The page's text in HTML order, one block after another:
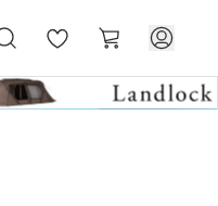
気
に
ー
ト